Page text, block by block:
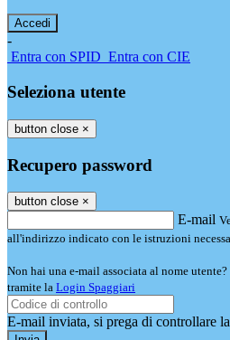
-
Entra con SPID Entra con CIE
Seleziona utente
button close ×
Recupero password
button close ×
E-mail
all'indirizzo indicato con le istruzioni
Non hai una e-mail associata al nome
tramite la Login Spaggiari
E-mail inviata, si prega di controllare